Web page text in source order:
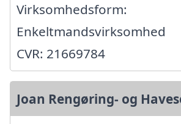
Virksomhedsform:
Enkeltmandsvirksomhed
CVR: 21669784
Joan Rengøring- og